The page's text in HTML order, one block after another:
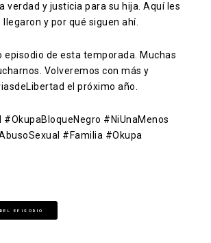
verdad y justicia para su hija. Aquí les
y por qué siguen ahí.
episodio de esta temporada. Muchas
Volveremos con más y
el próximo año.
#OkupaBloqueNegro #NiUnaMenos
#Familia #Okupa
EPISODIO